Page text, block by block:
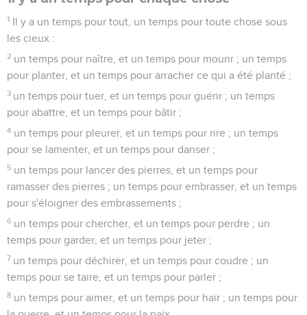
1 Il y a un temps pour tout, un temps pour toute chose sous
les cieux :
2 un temps pour naître, et un temps pour mourir ; un temps
pour planter, et un temps pour arracher ce qui a été planté ;
3 un temps pour tuer, et un temps pour guérir ; un temps
pour abattre, et un temps pour bâtir ;
4 un temps pour pleurer, et un temps pour rire ; un temps
pour se lamenter, et un temps pour danser ;
5 un temps pour lancer des pierres, et un temps pour
ramasser des pierres ; un temps pour embrasser, et un temps
pour s'éloigner des embrassements ;
6 un temps pour chercher, et un temps pour perdre ; un
temps pour garder, et un temps pour jeter ;
7 un temps pour déchirer, et un temps pour coudre ; un
temps pour se taire, et un temps pour parler ;
8 un temps pour aimer, et un temps pour haïr ; un temps pour